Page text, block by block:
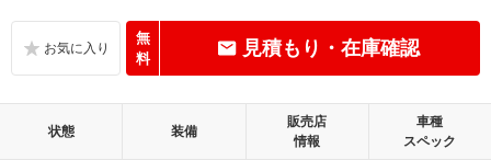
無
料
見積もり・在庫確認
状態 装備
販売店
情報
車種
スペック